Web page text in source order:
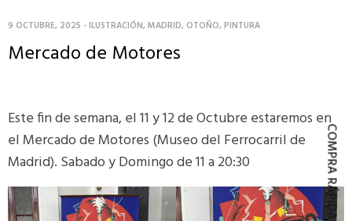
9 OCTUBRE, 2025 -ILUSTRACIÓN,MADRID, OTOÑO,PINTURA
Mercado de Motores
Este fin de semana, el 11 y 12 de Octubre estaremos en
el Mercado de Motores (Museo del Ferrocarril de
Madrid). Sabado y Domingo de 11 a 20:30
COMPRA RÁPIDA